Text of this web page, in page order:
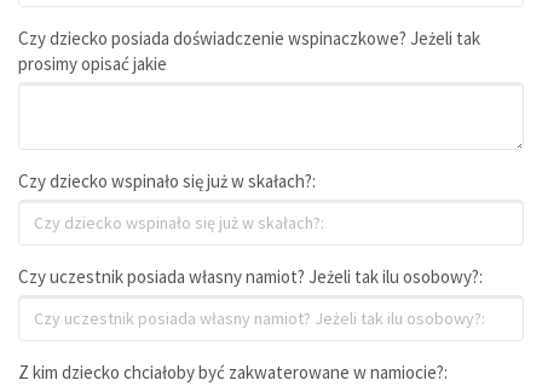
Czy dziecko posiada doświadczenie wspinaczkowe? Jeżeli tak
prosimy opisać jakie
Czy dziecko wspinało się już w skałach?:
Czy uczestnik posiada własny namiot? Jeżeli tak ilu osobowy?:
Z kim dziecko chciałoby być zakwaterowane w namiocie?: